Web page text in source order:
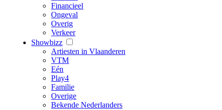
Financieel
Ongeval
Overig
Verkeer
Showbizz
Artiesten in Vlaanderen
VTM
Eén
Play4
Familie
Overige
Bekende Nederlanders